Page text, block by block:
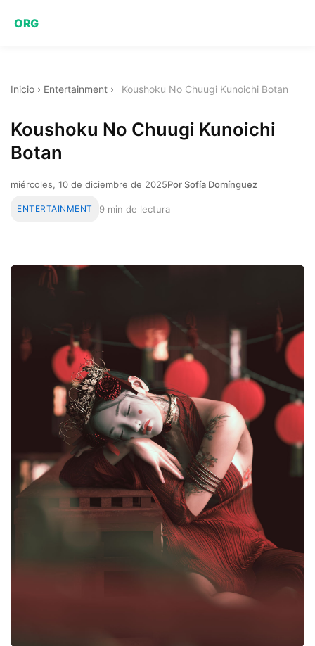
ORG
Inicio › Entertainment › Koushoku No Chuugi Kunoichi Botan
Koushoku No Chuugi Kunoichi
Botan
miércoles, 10 de diciembre de 2025Por Sofía Domínguez
ENTERTAINMENT 9 min de lectura